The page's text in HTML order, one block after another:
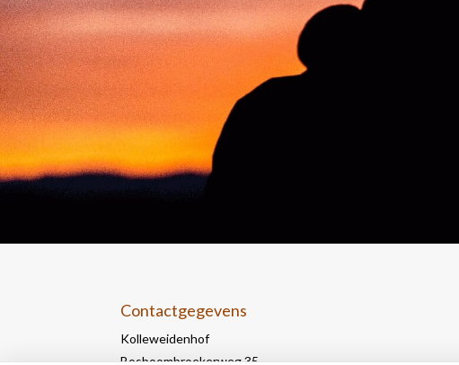
Contactgegevens
Kolleweidenhof
Bosboombroekerweg 35